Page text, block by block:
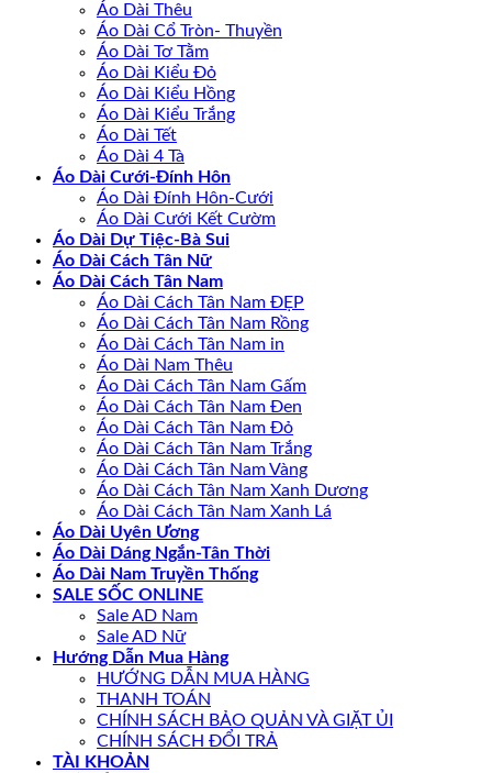
Áo Dài Thêu
Áo Dài Cổ Tròn- Thuyền
Áo Dài Tơ Tằm
Áo Dài Kiểu Đỏ
Áo Dài Kiểu Hồng
Áo Dài Kiểu Trắng
Áo Dài Tết
Áo Dài 4 Tà
Áo Dài Cưới-Đính Hôn
Áo Dài Đính Hôn-Cưới
Áo Dài Cưới Kết Cườm
Áo Dài Dự Tiệc-Bà Sui
Áo Dài Cách Tân Nữ
Áo Dài Cách Tân Nam
Áo Dài Cách Tân Nam ĐẸP
Áo Dài Cách Tân Nam Rồng
Áo Dài Cách Tân Nam in
Áo Dài Nam Thêu
Áo Dài Cách Tân Nam Gấm
Áo Dài Cách Tân Nam Đen
Áo Dài Cách Tân Nam Đỏ
Áo Dài Cách Tân Nam Trắng
Áo Dài Cách Tân Nam Vàng
Áo Dài Cách Tân Nam Xanh Dương
Áo Dài Cách Tân Nam Xanh Lá
Áo Dài Uyên Ương
Áo Dài Dáng Ngắn-Tân Thời
Áo Dài Nam Truyền Thống
SALE SỐC ONLINE
Sale AD Nam
Sale AD Nữ
Hướng Dẫn Mua Hàng
HƯỚNG DẪN MUA HÀNG
THANH TOÁN
CHÍNH SÁCH BẢO QUẢN VÀ GIẶT ỦI
CHÍNH SÁCH ĐỔI TRẢ
TÀI KHOẢN